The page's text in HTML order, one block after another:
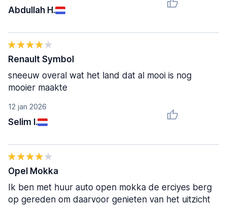
Abdullah H.
12 jan 2026
Selim I.
Renault Symbol
sneeuw overal wat het land dat al mooi is nog
mooier maakte
Opel Mokka
Ik ben met huur auto open mokka de erciyes berg
op gereden om daarvoor genieten van het uitzicht